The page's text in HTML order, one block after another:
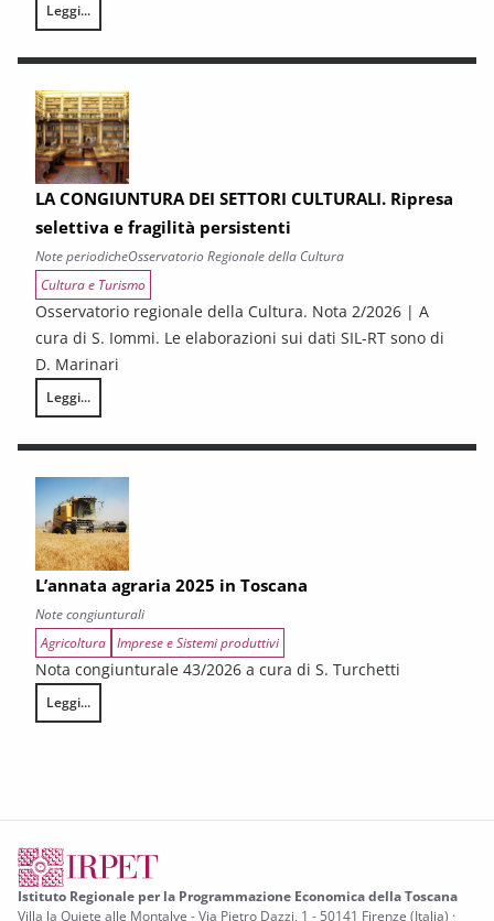
Leggi...
LA CONGIUNTURA NELLE PROVINCE TOSCANE
LA CONGIUNTURA DEI SETTORI CULTURALI. Ripresa
selettiva e fragilità persistenti
Note periodicheOsservatorio Regionale della Cultura
Cultura e Turismo
Osservatorio regionale della Cultura. Nota 2/2026 | A
cura di S. Iommi. Le elaborazioni sui dati SIL-RT sono di
D. Marinari
Leggi...
LA CONGIUNTURA DEI SETTORI CULTURALI. Ripresa selettiva e
L’annata agraria 2025 in Toscana
Note congiunturali
Agricoltura Imprese e Sistemi produttivi
Nota congiunturale 43/2026 a cura di S. Turchetti
Leggi...
L’annata agraria 2025 in Toscana
Istituto Regionale per la Programmazione Economica della Toscana
Villa la Quiete alle Montalve - Via Pietro Dazzi, 1 - 50141 Firenze (Italia) ·